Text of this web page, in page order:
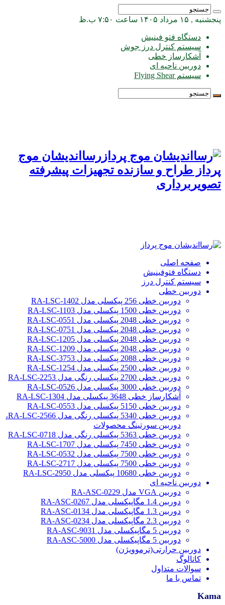
پنجشنبه , ۱۵ مرداد ۱۴۰۵ ساعت ۷:۵۰ ب.ظ
دستگاه فتو فینیش
سیستم کنترل درز جوش
آشکارساز خطی
دوربین ناحیه ای
سیستم Flying Shear
رسااندیشان موج
پرداز طراح و سازنده تجهیزات پیشرفته
تصویربرداری
صفحه اصلی
دستگاه فتوفینیش
سیستم کنترل درز
دوربین خطی
دوربین خطی 256 پیکسلی مدل RA-LSC-1402
دوربین خطی 1500 پیکسلی مدل RA-LSC-1103
دوربین خطی 2048 پیکسلی مدل RA-LSC-0551
دوربین خطی 2048 پیکسلی مدل RA-LSC-0751
دوربین خطی 2048 پیکسلی مدل RA-LSC-1205
دوربین خطی 2048 پیکسلی مدل RA-LSC-1209
دوربین خطی 2088 پیکسلی مدل RA-LSC-3753
دوربین خطی 2500 پیکسلی مدل RA-LSC-1254
دوربین خطی 2700 پیکسلی رنگی مدل RA-LSC-2253
دوربین خطی 3000 پیکسلی مدل RA-LSC-0526
آشکارساز خطی 3648 پیکسلی مدل RA-LSC-1304
دوربین خطی 5150 پیکسلی مدل RA-LSC-0553
دوربین خطی 5340 پیکسلی رنگی مدل RA-LSC-2566،
دوربین سورتینگ محصولات
دوربین خطی 5363 پیکسلی رنگی مدل RA-LSC-0718
دوربین خطی 7450 پیکسلی مدل RA-LSC-1707
دوربین خطی 7500 پیکسلی مدل RA-LSC-0532
دوربین خطی 7500 پیکسلی مدل RA-LSC-2717
دوربین خطی 10680 پیکسلی مدل RA-LSC-2950
دوربین ناحیه ای
دوربین VGA مدل RA-ASC-0229
دوربین 1.4 مگاپیکسلی مدل RA-ASC-0267
دوربین 1.3 مگاپیکسلی مدل RA-ASC-0134
دوربین 2.3 مگاپیکسلی مدل RA-ASC-0234
دوربین 5 مگاپیکسلی مدل RA-ASC-9031
دوربین 5 مگاپیکسلی مدل RA-ASC-5000
دوربین حرارتی(ترموویژن)
کاتالوگ
سوالات متداول
تماس با ما
Kama